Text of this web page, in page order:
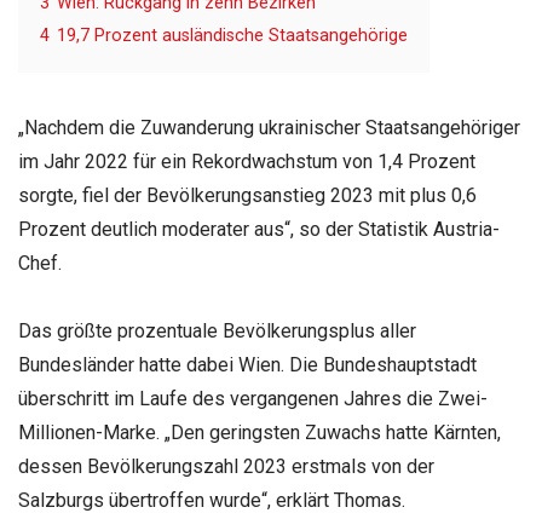
4 19,7 Prozent ausländische Staatsangehörige
„Nachdem die Zuwanderung ukrainischer Staatsangehöriger
im Jahr 2022 für ein Rekordwachstum von 1,4 Prozent
sorgte, fiel der Bevölkerungsanstieg 2023 mit plus 0,6
Prozent deutlich moderater aus“, so der Statistik Austria-
Chef.
Das größte prozentuale Bevölkerungsplus aller
Bundesländer hatte dabei Wien. Die Bundeshauptstadt
überschritt im Laufe des vergangenen Jahres die Zwei-
Millionen-Marke. „Den geringsten Zuwachs hatte Kärnten,
dessen Bevölkerungszahl 2023 erstmals von der
Salzburgs übertroffen wurde“, erklärt Thomas.